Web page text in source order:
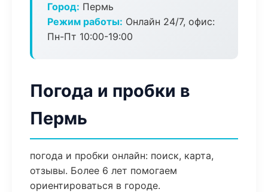
Город: Пермь
Режим работы: Онлайн 24/7, офис:
Пн-Пт 10:00-19:00
Погода и пробки в
Пермь
погода и пробки онлайн: поиск, карта,
отзывы. Более 6 лет помогаем
ориентироваться в городе.